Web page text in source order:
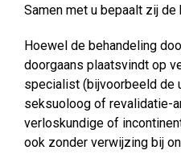
Samen met u bepaalt zij
Hoewel de behandeling
doorgaans plaatsvindt op
specialist (bijvoorbeeld de
seksuoloog of revalidatie-
verloskundige of
ook zonder verwijzing bij